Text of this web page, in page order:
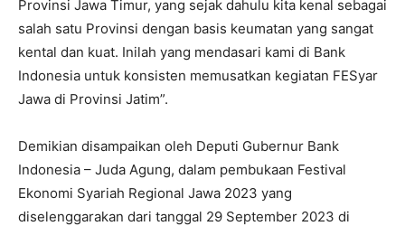
Provinsi Jawa Timur, yang sejak dahulu kita kenal sebagai
salah satu Provinsi dengan basis keumatan yang sangat
kental dan kuat. Inilah yang mendasari kami di Bank
Indonesia untuk konsisten memusatkan kegiatan FESyar
Jawa di Provinsi Jatim”.
Demikian disampaikan oleh Deputi Gubernur Bank
Indonesia – Juda Agung, dalam pembukaan Festival
Ekonomi Syariah Regional Jawa 2023 yang
diselenggarakan dari tanggal 29 September 2023 di